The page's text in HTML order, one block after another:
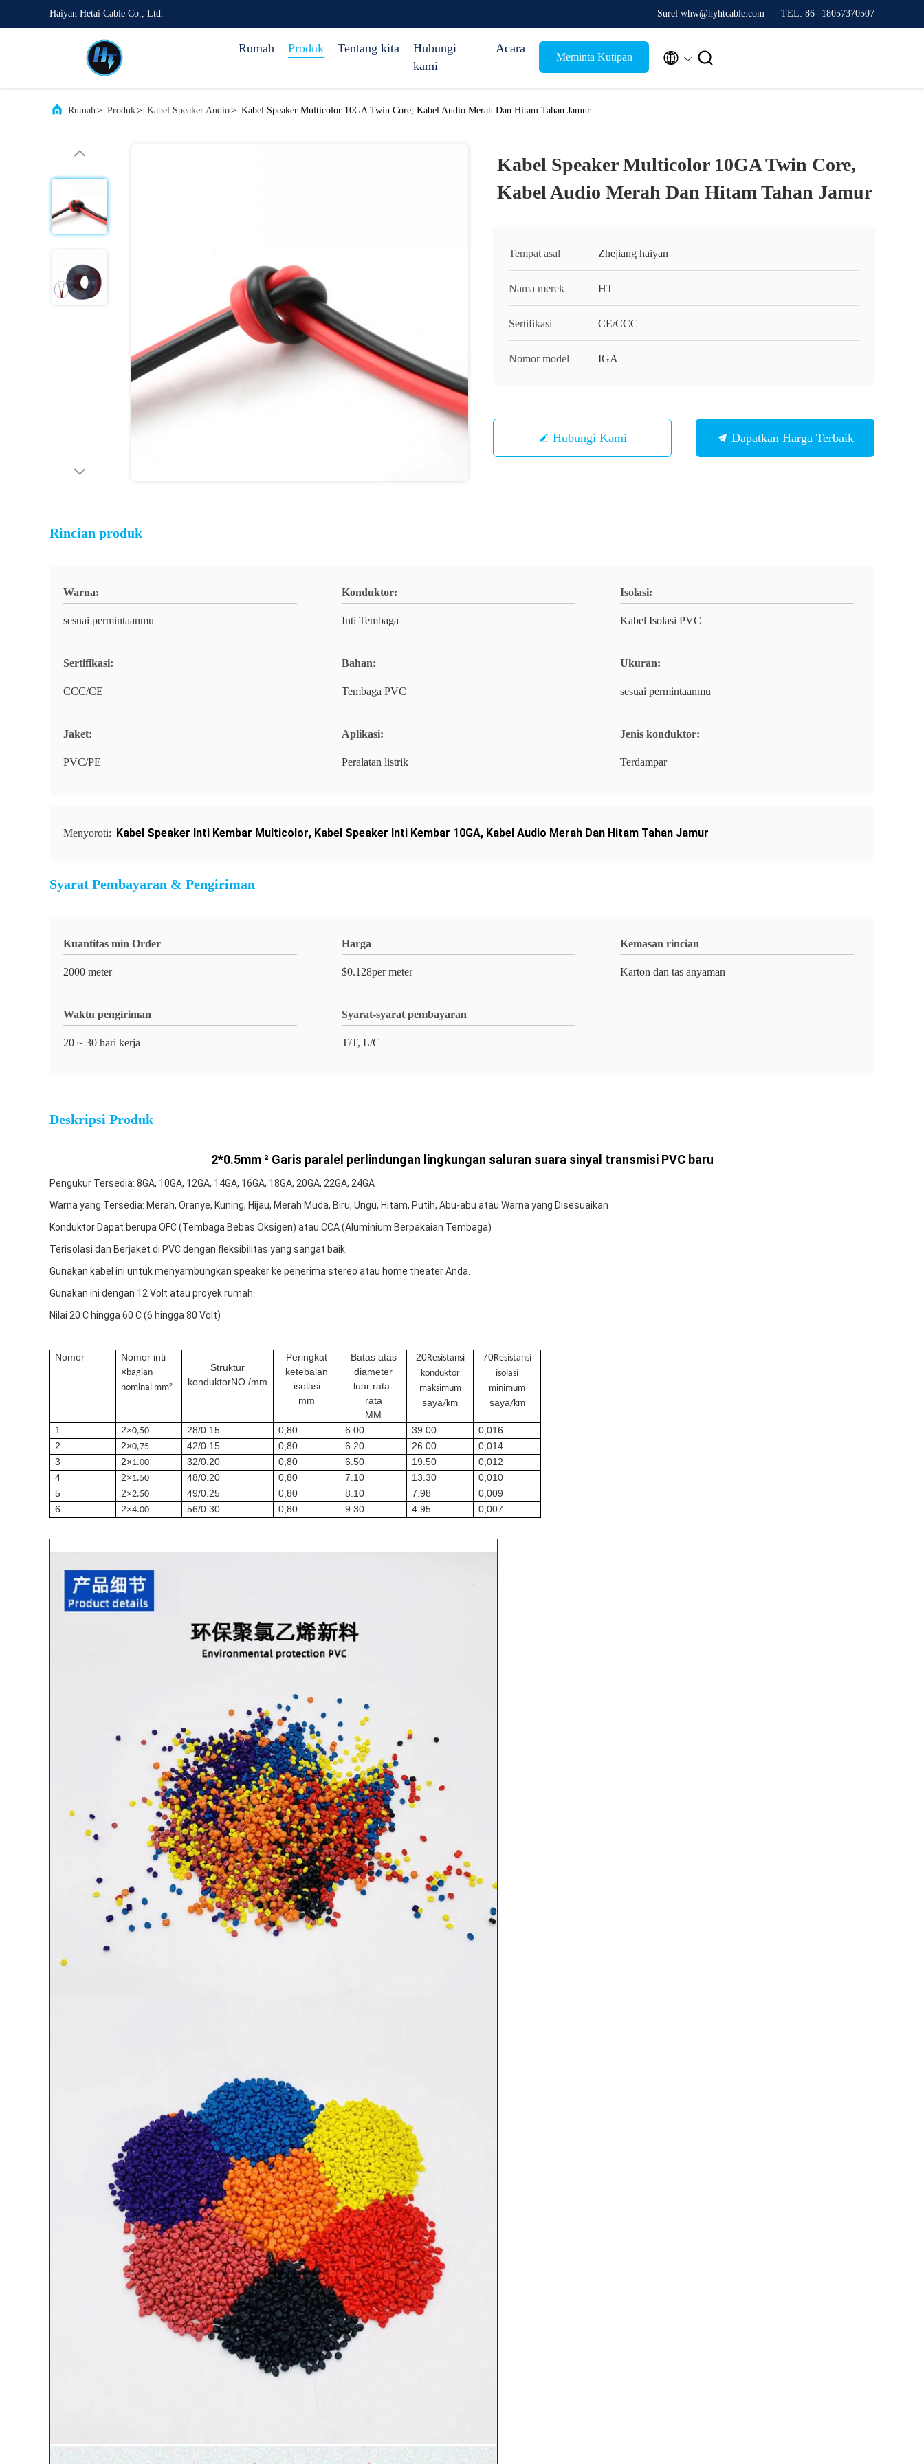
Haiyan Hetai Cable Co., Ltd. Surel whw@hyhtcable.com TEL: 86--18057370507
Rumah Produk Tentang kita
Hubungi
kami
Acara
Meminta Kutipan  
Rumah> Produk> Kabel Speaker Audio> Kabel Speaker Multicolor 10GA Twin Core, Kabel Audio Merah Dan Hitam Tahan Jamur
Kabel Speaker Multicolor 10GA Twin Core,
Kabel Audio Merah Dan Hitam Tahan Jamur
Tempat asal Zhejiang haiyan
Nama merek HT
Sertifikasi CE/CCC
Nomor model IGA
Hubungi Kami Dapatkan Harga Terbaik
Rincian produk
Warna:
sesuai permintaanmu
Konduktor:
Inti Tembaga
Isolasi:
Kabel Isolasi PVC
Sertifikasi:
CCC/CE
Bahan:
Tembaga PVC
Ukuran:
sesuai permintaanmu
Jaket:
PVC/PE
Aplikasi:
Peralatan listrik
Jenis konduktor:
Terdampar
Menyoroti: Kabel Speaker Inti Kembar Multicolor, Kabel Speaker Inti Kembar 10GA, Kabel Audio Merah Dan Hitam Tahan Jamur
Syarat Pembayaran & Pengiriman
Kuantitas min Order
2000 meter
Harga
$0.128per meter
Kemasan rincian
Karton dan tas anyaman
Waktu pengiriman
20 ~ 30 hari kerja
Syarat-syarat pembayaran
T/T, L/C
Deskripsi Produk
2*0.5mm ² Garis paralel perlindungan lingkungan saluran suara sinyal transmisi PVC baru
Pengukur Tersedia: 8GA, 10GA, 12GA, 14GA, 16GA, 18GA, 20GA, 22GA, 24GA
Warna yang Tersedia: Merah, Oranye, Kuning, Hijau, Merah Muda, Biru, Ungu, Hitam, Putih, Abu-abu atau Warna yang Disesuaikan
Konduktor Dapat berupa OFC (Tembaga Bebas Oksigen) atau CCA (Aluminium Berpakaian Tembaga)
Terisolasi dan Berjaket di PVC dengan fleksibilitas yang sangat baik.
Gunakan kabel ini untuk menyambungkan speaker ke penerima stereo atau home theater Anda.
Gunakan ini dengan 12 Volt atau proyek rumah.
Nilai 20 C hingga 60 C (6 hingga 80 Volt)
Nomor
Nomor inti
×bagian
nominal mm²
Struktur
konduktorNO./mm
Peringkat
ketebalan
isolasi
mm
Batas atas
diameter
luar rata-
rata
MM
20Resistansi
konduktor
maksimum
saya/km
70Resistansi
isolasi
minimum
saya/km
1 2×0,50 28/0.15 0,80 6.00 39.00
0,016
2
2×0,75 42/0.15 0,80 6.20 26.00
0,014
3
2×1.00 32/0.20 0,80 6.50 19.50
0,012
4
2×1.50 48/0.20 0,80 7.10 13.30
0,010
5
2×2.50 49/0.25 0,80 8.10 7.98
0,009
6
2×4.00 56/0.30 0,80 9.30 4.95 0,007